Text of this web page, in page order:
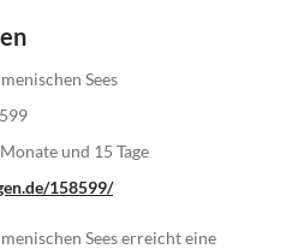
Sees
und 15 Tage
158599/
Sees erreicht eine